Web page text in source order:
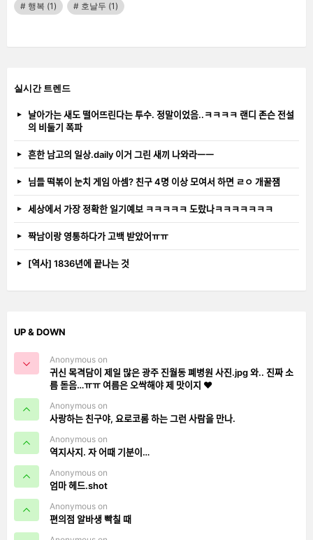
행복 (1) 호날두 (1)
실시간 트렌드
날아가는 새도 떨어뜨린다는 투수. 정말이었음..ㅋㅋㅋㅋ 랜디 존슨 전설
의 비둘기 폭파
흔한 남고의 일상.daily 이거 그린 새끼 나와라ㅡㅡ
님들 떡볶이 눈치 게임 아셈? 친구 4명 이상 모여서 하면 ㄹㅇ 개꿀잼
세상에서 가장 정확한 일기예보 ㅋㅋㅋㅋㅋ 도랐나ㅋㅋㅋㅋㅋㅋㅋ
짝남이랑 영통하다가 고백 받았어ㅠㅠ
[역사] 1836년에 끝나는 것
UP & DOWN
Anonymous on
귀신 목격담이 제일 많은 광주 진월동 폐병원 사진.jpg 와.. 진짜 소
름 돋음…ㅠㅠ 여름은 오싹해야 제 맛이지 ❤️
Anonymous on
사랑하는 친구야, 요로코롬 하는 그런 사람을 만나.
Anonymous on
역지사지. 자 어때 기분이…
Anonymous on
엄마 헤드.shot
Anonymous on
편의점 알바생 빡칠 때